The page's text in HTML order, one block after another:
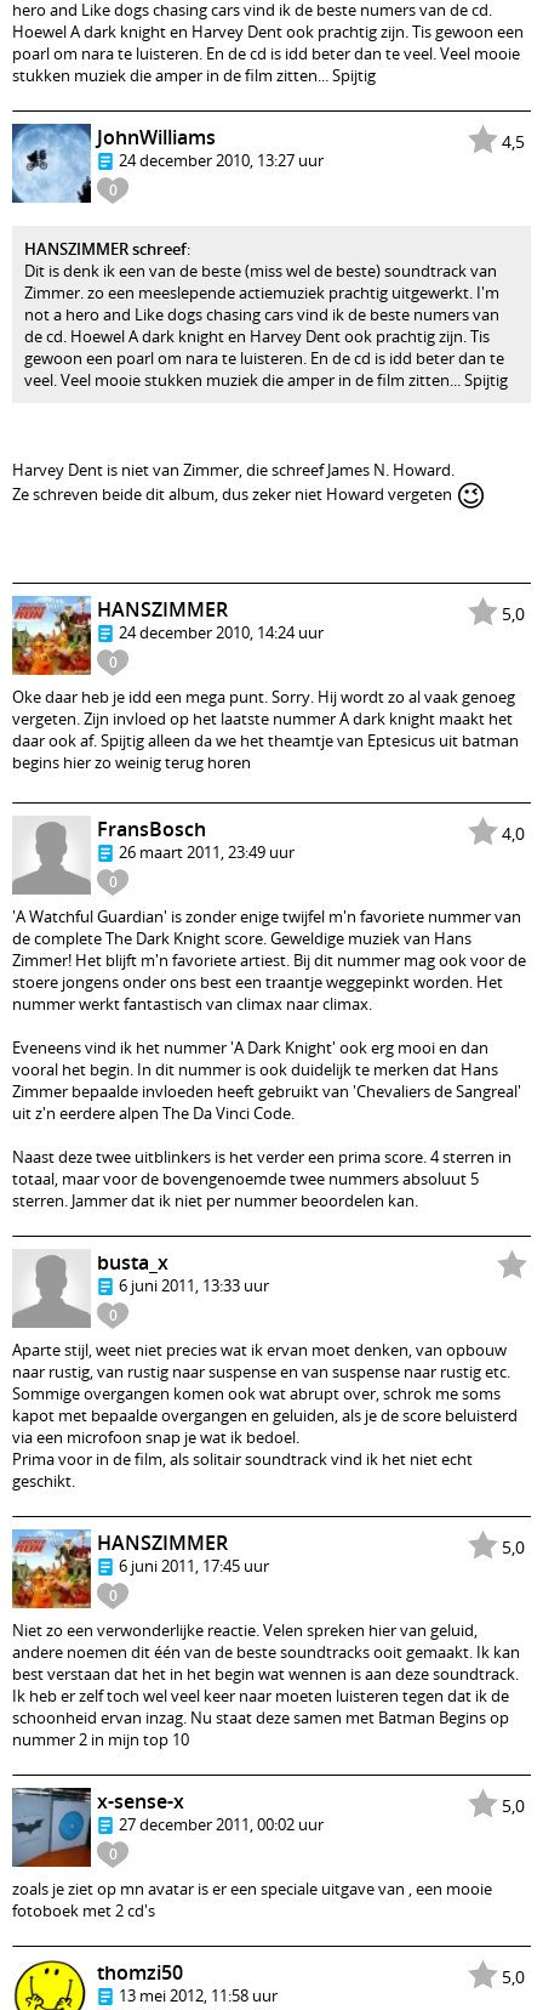
hero and Like dogs chasing cars vind ik de beste numers van de cd.
Hoewel A dark knight en Harvey Dent ook prachtig zijn. Tis gewoon een
poarl om nara te luisteren. En de cd is idd beter dan te veel. Veel mooie
stukken muziek die amper in de film zitten... Spijtig
4,5
0
JohnWilliams
24 december 2010, 13:27 uur
HANSZIMMER schreef:
Dit is denk ik een van de beste (miss wel de beste) soundtrack van
Zimmer. zo een meeslepende actiemuziek prachtig uitgewerkt. I'm
not a hero and Like dogs chasing cars vind ik de beste numers van
de cd. Hoewel A dark knight en Harvey Dent ook prachtig zijn. Tis
gewoon een poarl om nara te luisteren. En de cd is idd beter dan te
veel. Veel mooie stukken muziek die amper in de film zitten... Spijtig
Harvey Dent is niet van Zimmer, die schreef James N. Howard.
Ze schreven beide dit album, dus zeker niet Howard vergeten 😉
5,0
0
HANSZIMMER
24 december 2010, 14:24 uur
Oke daar heb je idd een mega punt. Sorry. Hij wordt zo al vaak genoeg
vergeten. Zijn invloed op het laatste nummer A dark knight maakt het
daar ook af. Spijtig alleen da we het theamtje van Eptesicus uit batman
begins hier zo weinig terug horen
4,0
0
FransBosch
26 maart 2011, 23:49 uur
'A Watchful Guardian' is zonder enige twijfel m'n favoriete nummer van
de complete The Dark Knight score. Geweldige muziek van Hans
Zimmer! Het blijft m'n favoriete artiest. Bij dit nummer mag ook voor de
stoere jongens onder ons best een traantje weggepinkt worden. Het
nummer werkt fantastisch van climax naar climax.
Eveneens vind ik het nummer 'A Dark Knight' ook erg mooi en dan
vooral het begin. In dit nummer is ook duidelijk te merken dat Hans
Zimmer bepaalde invloeden heeft gebruikt van 'Chevaliers de Sangreal'
uit z'n eerdere alpen The Da Vinci Code.
Naast deze twee uitblinkers is het verder een prima score. 4 sterren in
totaal, maar voor de bovengenoemde twee nummers absoluut 5
sterren. Jammer dat ik niet per nummer beoordelen kan.
0
busta_x
6 juni 2011, 13:33 uur
Aparte stijl, weet niet precies wat ik ervan moet denken, van opbouw
naar rustig, van rustig naar suspense en van suspense naar rustig etc.
Sommige overgangen komen ook wat abrupt over, schrok me soms
kapot met bepaalde overgangen en geluiden, als je de score beluisterd
via een microfoon snap je wat ik bedoel.
Prima voor in de film, als solitair soundtrack vind ik het niet echt
geschikt.
5,0
0
HANSZIMMER
6 juni 2011, 17:45 uur
Niet zo een verwonderlijke reactie. Velen spreken hier van geluid,
andere noemen dit één van de beste soundtracks ooit gemaakt. Ik kan
best verstaan dat het in het begin wat wennen is aan deze soundtrack.
Ik heb er zelf toch wel veel keer naar moeten luisteren tegen dat ik de
schoonheid ervan inzag. Nu staat deze samen met Batman Begins op
nummer 2 in mijn top 10
5,0
0
x-sense-x
27 december 2011, 00:02 uur
zoals je ziet op mn avatar is er een speciale uitgave van , een mooie
fotoboek met 2 cd's
5,0
thomzi50
13 mei 2012, 11:58 uur